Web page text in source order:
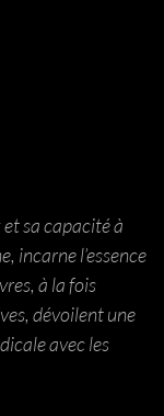
sa capacité à
incarne l’essence
à la fois
dévoilent une
avec les